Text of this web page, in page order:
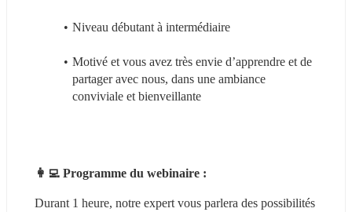
Niveau débutant à intermédiaire
Motivé et vous avez très envie d’apprendre et de
partager avec nous, dans une ambiance
conviviale et bienveillante
👩‍💻 Programme du webinaire :
Durant 1 heure, notre expert vous parlera des possibilités